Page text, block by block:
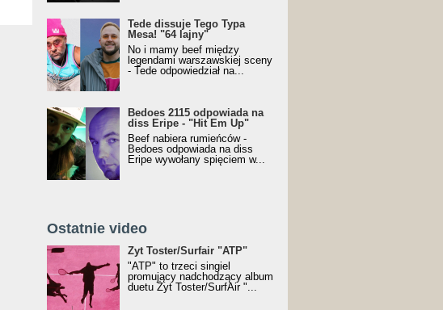
Tede dissuje Tego Typa
Mesa! "64 lajny"
No i mamy beef między
legendami warszawskiej sceny
- Tede odpowiedział na...
Bedoes 2115 odpowiada na
diss Eripe - "Hit Em Up"
Beef nabiera rumieńców -
Bedoes odpowiada na diss
Eripe wywołany spięciem w...
Ostatnie video
Żyt Toster/SurfAir - ATP VIDEO
Żyt Toster/Surfair "ATP"
"ATP" to trzeci singiel
promujący nadchodzący album
duetu Żyt Toster/SurfAir "...